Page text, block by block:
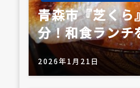
ー
シ
ョ
青森市『芝くら
分！和食ランチ
2026年1月21日